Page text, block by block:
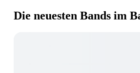
Die neuesten Bands im